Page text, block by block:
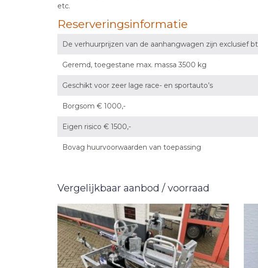
etc.
Reserveringsinformatie
De verhuurprijzen van de aanhangwagen zijn exclusief
Geremd, toegestane max. massa 3500 kg
Geschikt voor zeer lage race- en sportauto’s
Borgsom € 1000,-
Eigen risico € 1500,-
Bovag huurvoorwaarden van toepassing
Vergelijkbaar aanbod / voorraad